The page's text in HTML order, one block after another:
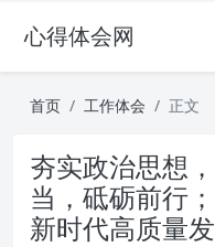
心得体会网
首页 工作体会 正文
夯实政治思想
当，砥砺前行
新时代高质量